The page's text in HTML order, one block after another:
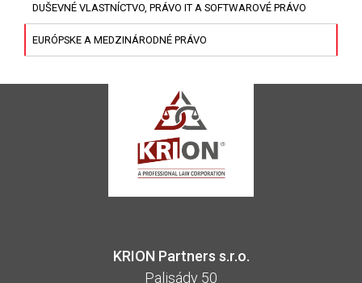
DUŠEVNÉ VLASTNÍCTVO, PRÁVO IT A SOFTWAROVÉ PRÁVO
EURÓPSKE A MEDZINÁRODNÉ PRÁVO
KRION Partners s.r.o.
Palisády 50